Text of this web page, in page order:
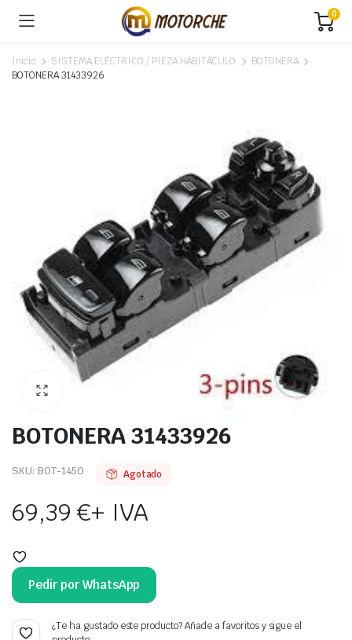
0
Inicio SISTEMA ELÉCTRICO / PIEZA HABITÁCULO
BOTONERA
BOTONERA 31433926
BOTONERA 31433926
SKU: BOT-1450 Agotado
69,39€+ IVA
Pedir por WhatsApp
¿Te ha gustado este producto? Añade a favoritos y sigue el